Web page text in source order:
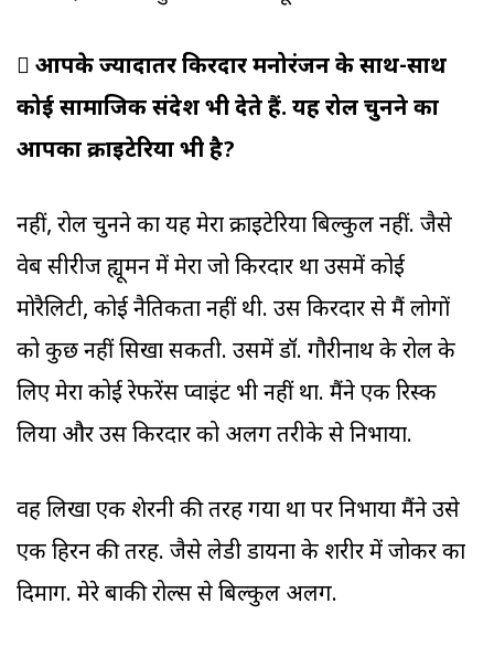
 आपके ज्यादातर किरदार मनोरंजन के साथ-साथ
कोई सामाजिक संदेश भी देते हैं. यह रोल चुनने का
आपका क्राइटेरिया भी है?
नहीं, रोल चुनने का यह मेरा क्राइटेरिया बिल्कुल नहीं. जैसे
वेब सीरीज ह्यूमन में मेरा जो किरदार था उसमें कोई
मोरैलिटी, कोई नैतिकता नहीं थी. उस किरदार से मैं लोगों
को कुछ नहीं सिखा सकती. उसमें डॉ. गौरीनाथ के रोल के
लिए मेरा कोई रेफरेंस प्वाइंट भी नहीं था. मैंने एक रिस्क
लिया और उस किरदार को अलग तरीके से निभाया.
वह लिखा एक शेरनी की तरह गया था पर निभाया मैंने उसे
एक हिरन की तरह. जैसे लेडी डायना के शरीर में जोकर का
दिमाग. मेरे बाकी रोल्स से बिल्कुल अलग.